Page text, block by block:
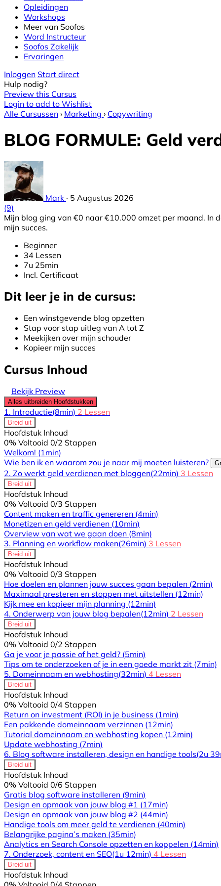
Opleidingen
Workshops
Meer van Soofos
Word Instructeur
Soofos Zakelijk
Ervaringen
Inloggen Start direct
Hulp nodig?
Preview this Cursus
Login to add to Wishlist
Alle Cursussen › Marketing › Copywriting
BLOG FORMULE: Geld
Mark · 5 Augustus 2026
(9)
Mijn blog ging van €0 naar €10.000 omzet per maand. In
mijn succes.
Beginner
34 Lessen
7u 25min
Incl. Certificaat
Dit leer je in de cursus:
Een winstgevende blog opzetten
Stap voor stap uitleg van A tot Z
Meekijken over mijn schouder
Kopieer mijn succes
Cursus Inhoud
Bekijk Preview
Alles uitbreiden Hoofdstukken
1. Introductie(8min) 2 Lessen
Breid uit
Hoofdstuk Inhoud
0% Voltooid 0/2 Stappen
Welkom! (1min)
Wie ben ik en waarom zou je naar mij moeten luisteren?
2. Zo werkt geld verdienen met bloggen(22min) 3 Lessen
Breid uit
Hoofdstuk Inhoud
0% Voltooid 0/3 Stappen
Content maken en traffic genereren (4min)
Monetizen en geld verdienen (10min)
Overview van wat we gaan doen (8min)
3. Planning en workflow maken(26min) 3 Lessen
Breid uit
Hoofdstuk Inhoud
0% Voltooid 0/3 Stappen
Hoe doelen en plannen jouw succes gaan bepalen (2min)
Maximaal presteren en stoppen met uitstellen (12min)
Kijk mee en kopieer mijn planning (12min)
4. Onderwerp van jouw blog bepalen(12min) 2 Lessen
Breid uit
Hoofdstuk Inhoud
0% Voltooid 0/2 Stappen
Ga je voor je passie of het geld? (5min)
Tips om te onderzoeken of je in een goede markt zit (7min)
5. Domeinnaam en webhosting(32min) 4 Lessen
Breid uit
Hoofdstuk Inhoud
0% Voltooid 0/4 Stappen
Return on investment (ROI) in je business (1min)
Een pakkende domeinnaam verzinnen (12min)
Tutorial domeinnaam en webhosting kopen (12min)
Update webhosting (7min)
6. Blog software installeren, design en handige tools(2u
Breid uit
Hoofdstuk Inhoud
0% Voltooid 0/6 Stappen
Gratis blog software installeren (9min)
Design en opmaak van jouw blog #1 (17min)
Design en opmaak van jouw blog #2 (44min)
Handige tools om meer geld te verdienen (40min)
Belangrijke pagina’s maken (35min)
Analytics en Search Console opzetten en koppelen (14min)
7. Onderzoek, content en SEO(1u 12min) 4 Lessen
Breid uit
Hoofdstuk Inhoud